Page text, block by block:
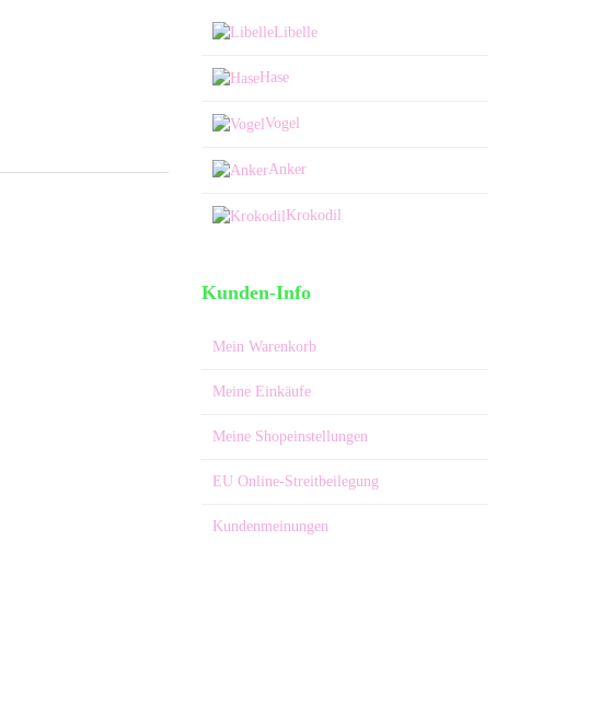
Libelle
Hase
Vogel
Anker
Krokodil
Kunden-Info
Mein Warenkorb
Meine Einkäufe
Meine Shopeinstellungen
EU Online-Streitbeilegung
Kundenmeinungen